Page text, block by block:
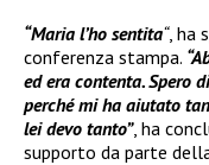
“Maria l’ho sentita“, ha
conferenza stampa.
ed era contenta. Spero
perché mi ha aiutato
lei devo tanto”, ha
supporto da parte